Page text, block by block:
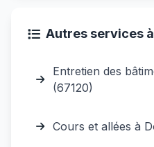
Autres services
Entretien des
(67120)
Cours et allées à